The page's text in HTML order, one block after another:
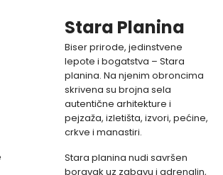
Stara Planina
Biser prirode, jedinstvene
lepote i bogatstva – Stara
planina. Na njenim obroncima
skrivena su brojna sela
autentične arhitekture i
pejzaža, izletišta, izvori, pećine,
crkve i manastiri.
Stara planina nudi savršen
boravak uz zabavu i adrenalin,